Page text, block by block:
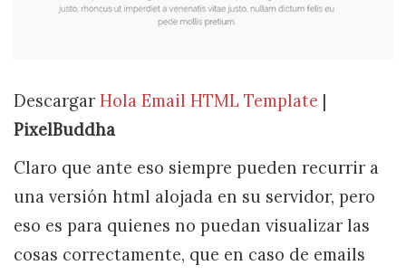
Descargar Hola Email HTML Template |
PixelBuddha
Claro que ante eso siempre pueden recurrir a
una versión html alojada en su servidor, pero
eso es para quienes no puedan visualizar las
cosas correctamente, que en caso de emails